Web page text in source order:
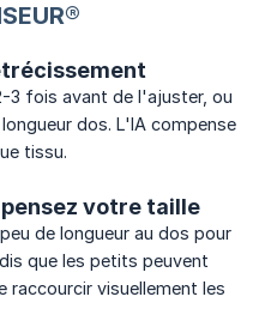
3 fois avant de l'ajuster, ou
dos. L'IA compense
tissu.
votre taille
de longueur au dos pour
que les petits peuvent
raccourcir visuellement les